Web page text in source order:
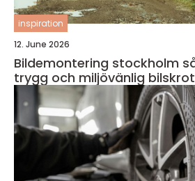
inspiration
12. June 2026
Bildemontering stockholm så fungerar en
trygg och miljövänlig bilskrot